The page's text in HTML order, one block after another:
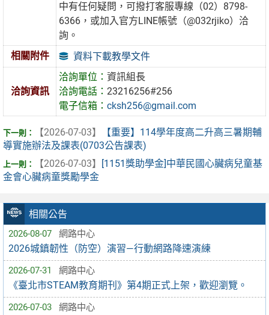
相關公告
2026-08-07 網路中心
2026城鎮韌性（防空）演習—行動網路降速演練
2026-07-31 網路中心
《臺北市STEAM教育期刊》第4期正式上架，歡迎瀏覽。
2026-07-03 網路中心
中有任何疑問，可撥打客服專線（02）8798-
6366，或加入官方LINE帳號（@032rjiko）洽
詢。
相關附件
資料下載教學文件
洽詢資訊
洽詢單位：資訊組長
洽詢電話：23216256#256
電子信箱：cksh256@gmail.com
【2026-07-03】
【重要】114學年度高二升高三暑期輔
導實施辦法及課表(0703公告課表)
【2026-07-03】
[1151獎助學金]中華民國心臟病兒童基
金會心臟病童獎勵學金